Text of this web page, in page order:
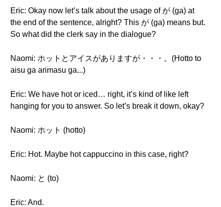
Eric: Okay now let’s talk about the usage of が (ga) at
the end of the sentence, alright? This が (ga) means but.
So what did the clerk say in the dialogue?
Naomi: ホットとアイスがありますが・・・。(Hotto to
aisu ga arimasu ga...)
Eric: We have hot or iced… right, it’s kind of like left
hanging for you to answer. So let’s break it down, okay?
Naomi: ホット (hotto)
Eric: Hot. Maybe hot cappuccino in this case, right?
Naomi: と (to)
Eric: And.